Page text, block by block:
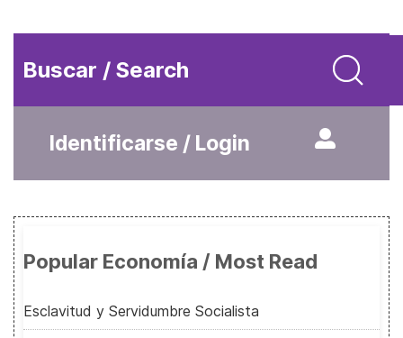
Buscar / Search
Identificarse / Login
Popular Economía / Most Read
Esclavitud y Servidumbre Socialista